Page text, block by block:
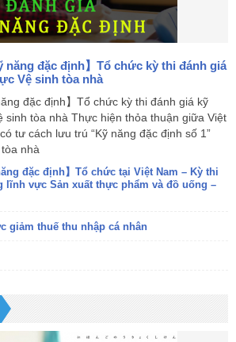
năng đặc định】Tổ chức kỳ thi đánh giá
Vệ sinh tòa nhà
đặc định】Tổ chức kỳ thi đánh giá kỹ
sinh tòa nhà Thực hiện thỏa thuận giữa Việt
tư cách lưu trú “Kỹ năng đặc định số 1”
nhà
đặc định】Tổ chức tại Việt Nam – Kỳ thi
lĩnh vực Sản xuất thực phẩm và đồ uống –
giảm thuế thu nhập cá nhân